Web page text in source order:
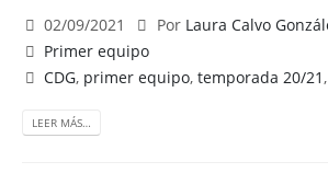
02/09/2021 Por Laura Calvo
Primer equipo
CDG, primer equipo,temporada 20/21
LEER MÁS…